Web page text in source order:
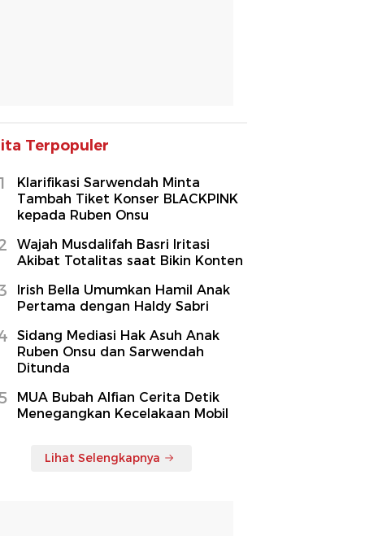
Terpopuler
Klarifikasi Sarwendah Minta
Tambah Tiket Konser BLACKPINK
kepada Ruben Onsu
Wajah Musdalifah Basri Iritasi
Akibat Totalitas saat Bikin Konten
Irish Bella Umumkan Hamil Anak
Pertama dengan Haldy Sabri
Sidang Mediasi Hak Asuh Anak
Ruben Onsu dan Sarwendah
Ditunda
MUA Bubah Alfian Cerita Detik
Menegangkan Kecelakaan Mobil
Lihat Selengkapnya